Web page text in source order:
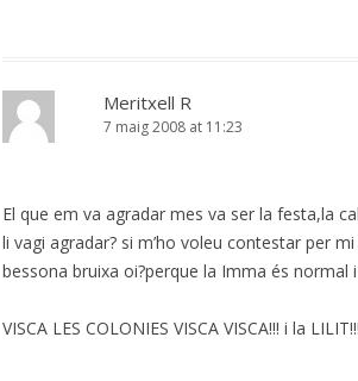
Meritxell R
7 maig 2008 at 11:23
El que em va agradar mes va ser la festa,la
li vagi agradar? si m’ho voleu contestar per
bessona bruixa oi?perque la Imma és normal
VISCA LES COLONIES VISCA VISCA!!! i la